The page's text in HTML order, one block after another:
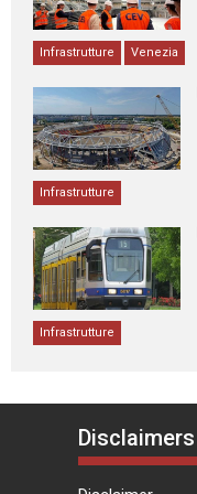
Infrastrutture Venezia
Infrastrutture
Infrastrutture
Disclaimers